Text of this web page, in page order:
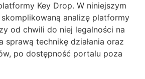
Key Drop. W niniejszym
analizę platformy
od chwili do niej legalności na
sprawą technikę działania oraz
po dostępność portalu poza